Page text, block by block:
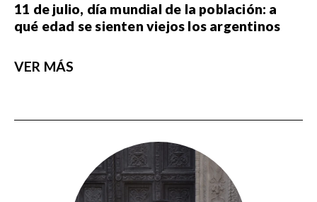
11 de julio, día mundial de la población: a
qué edad se sienten viejos los argentinos
VER MÁS